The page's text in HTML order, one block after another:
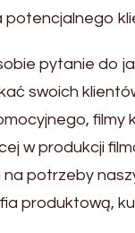
potencjalnego
pytanie do
swoich
w produkcji
potrzeby
produktową,